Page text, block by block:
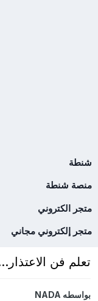
شنطة
منصة شنطة
متجر الكتروني
متجر إلكتروني مجاني
تعلم فن
بواسطهNADA